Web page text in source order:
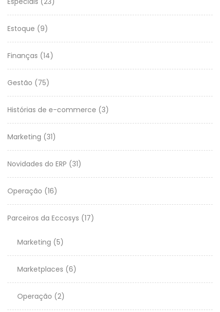
Estoque (9)
Finanças (14)
Gestão (75)
Histórias de e-commerce (3)
Marketing (31)
Novidades do ERP (31)
Operação (16)
Parceiros da Eccosys (17)
Marketing (5)
Marketplaces (6)
Operação (2)